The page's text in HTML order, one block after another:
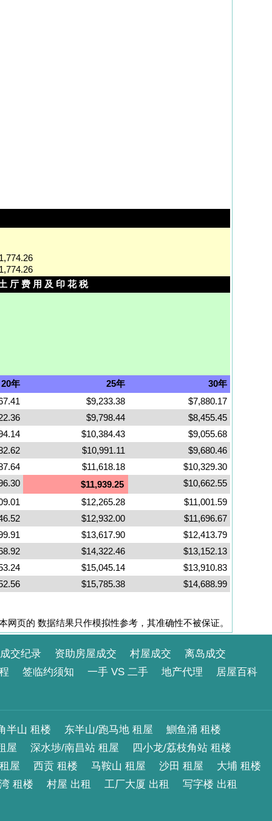
厅 费 用 及 印 花 税
20年 25年
30年
$9,233.38
$7,880.17
$9,798.44
$8,455.45
$10,384.43
$9,055.68
$10,991.11
$9,680.46
$11,618.18
$10,329.30
$11,939.25
$10,662.55
$12,265.28
$11,001.59
$12,932.00
$11,696.67
$13,617.90
$12,413.79
$14,322.46
$13,152.13
$15,045.14
$13,910.83
$15,785.38 $14,688.99
页的 数据结果只作模拟性参考，其准确性不被保证。
交纪录 资助房屋成交 村屋成交
离岛成交
签临约须知 一手 VS 二手 地产代理
居屋百科
半山 租楼 东半山/跑马地 租屋
鰂鱼涌 租楼
屋 深水埗/南昌站 租屋
四小龙/荔枝角站 租楼
屋 西贡 租楼 马鞍山 租屋 沙田 租屋
大埔 租楼
租楼 村屋 出租 工厂大厦 出租
写字楼 出租